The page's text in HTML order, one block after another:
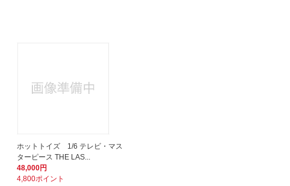
ホットトイズ 1/6 テレビ・マス
ターピース THE LAS...
48,000円
4,800ポイント